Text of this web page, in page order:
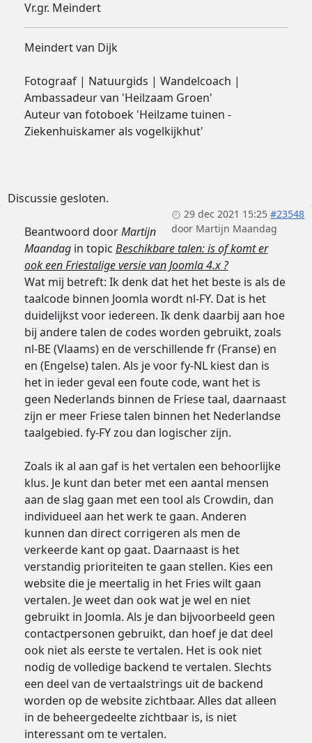
Vr.gr. Meindert
Meindert van Dijk
Fotograaf | Natuurgids | Wandelcoach |
Ambassadeur van 'Heilzaam Groen'
Auteur van fotoboek 'Heilzame tuinen -
Ziekenhuiskamer als vogelkijkhut'
Discussie gesloten.
29 dec 2021 15:25 #23548
door Martijn Maandag
Beantwoord doorMartijn
Maandagin topic Beschikbare talen: is of komt er
ook een Friestalige versie van Joomla 4.x ?
Wat mij betreft: Ik denk dat het het beste is als de
taalcode binnen Joomla wordt nl-FY. Dat is het
duidelijkst voor iedereen. Ik denk daarbij aan hoe
bij andere talen de codes worden gebruikt, zoals
nl-BE (Vlaams) en de verschillende fr (Franse) en
en (Engelse) talen. Als je voor fy-NL kiest dan is
het in ieder geval een foute code, want het is
geen Nederlands binnen de Friese taal, daarnaast
zijn er meer Friese talen binnen het Nederlandse
taalgebied. fy-FY zou dan logischer zijn.
Zoals ik al aan gaf is het vertalen een behoorlijke
klus. Je kunt dan beter met een aantal mensen
aan de slag gaan met een tool als Crowdin, dan
individueel aan het werk te gaan. Anderen
kunnen dan direct corrigeren als men de
verkeerde kant op gaat. Daarnaast is het
verstandig prioriteiten te gaan stellen. Kies een
website die je meertalig in het Fries wilt gaan
vertalen. Je weet dan ook wat je wel en niet
gebruikt in Joomla. Als je dan bijvoorbeeld geen
contactpersonen gebruikt, dan hoef je dat deel
ook niet als eerste te vertalen. Het is ook niet
nodig de volledige backend te vertalen. Slechts
een deel van de vertaalstrings uit de backend
worden op de website zichtbaar. Alles dat alleen
in de beheergedeelte zichtbaar is, is niet
interessant om te vertalen.